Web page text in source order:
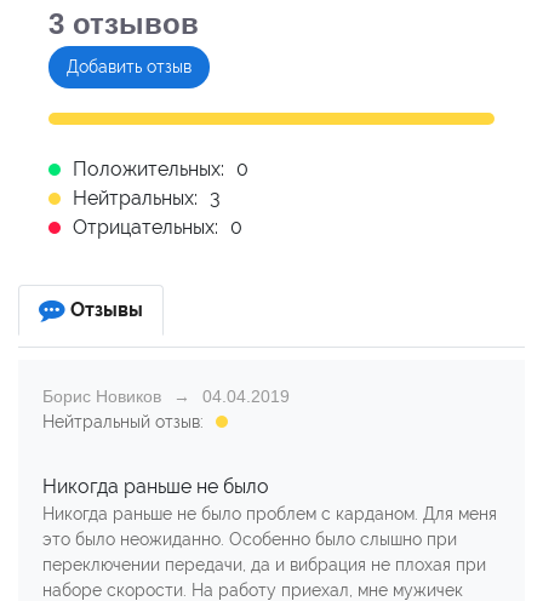
3 отзывов
Добавить отзыв
Положительных:
0
Нейтральных:
3
Отрицательных:
0
Отзывы
Борис Новиков
04.04.2019
Нейтральный отзыв:
Никогда раньше не было
Никогда раньше не было проблем с карданом. Для меня
это было неожиданно. Особенно было слышно при
переключении передачи, да и вибрация не плохая при
наборе скорости. На работу приехал, мне мужичек